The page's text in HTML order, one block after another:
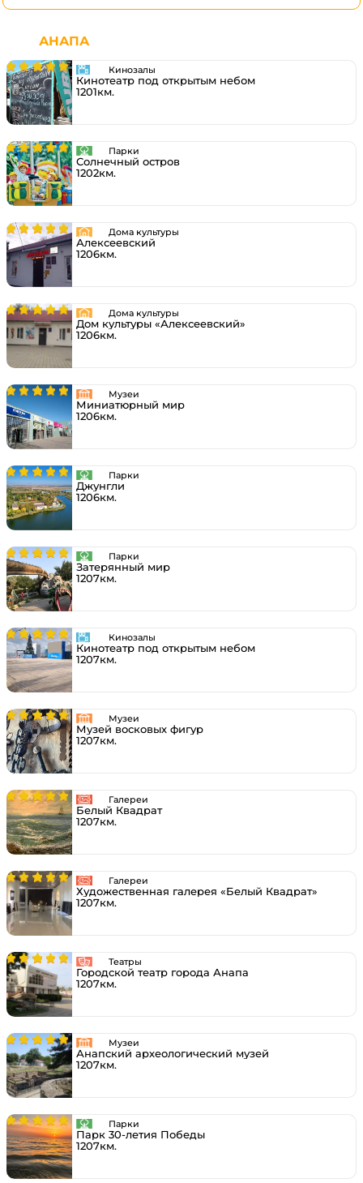
АНАПА
Кинозалы
Кинотеатр под открытым небом
1201км.
Парки
Солнечный остров
1202км.
Дома культуры
Алексеевский
1206км.
Дома культуры
Дом культуры «Алексеевский»
1206км.
Музеи
Миниатюрный мир
1206км.
Парки
Джунгли
1206км.
Парки
Затерянный мир
1207км.
Кинозалы
Кинотеатр под открытым небом
1207км.
Музеи
Музей восковых фигур
1207км.
Галереи
Белый Квадрат
1207км.
Галереи
Художественная галерея «Белый Квадрат»
1207км.
Театры
Городской театр города Анапа
1207км.
Музеи
Анапский археологический музей
1207км.
Парки
Парк 30-летия Победы
1207км.